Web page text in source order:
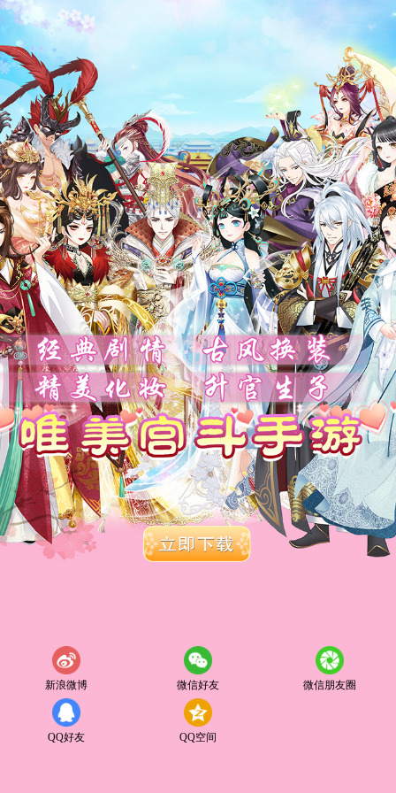
新浪微博 微信好友 微信朋友圈
QQ好友 QQ空间